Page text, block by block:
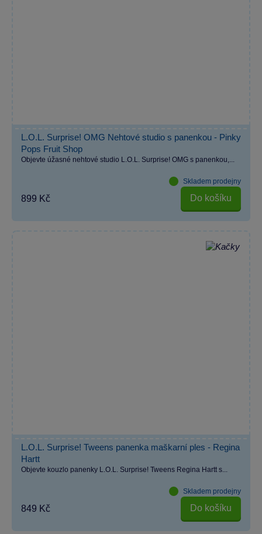
L.O.L. Surprise! OMG Nehtové studio s panenkou - Pinky
Pops Fruit Shop
Objevte úžasné nehtové studio L.O.L. Surprise! OMG s panenkou,...
Skladem prodejny
899 Kč Do košíku
L.O.L. Surprise! Tweens panenka maškarní ples - Regina
Hartt
Objevte kouzlo panenky L.O.L. Surprise! Tweens Regina Hartt s...
Skladem prodejny
849 Kč Do košíku